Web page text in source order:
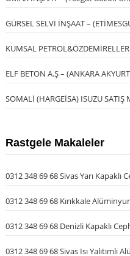
GÜRSEL SELVİ İNŞAAT –
KUMSAL
ELF BETON A.Ş – (ANKARA
SOMALİ (HARGEİSA) ISUZU SATIŞ
Rastgele Makaleler
0312 348 69 68 Sivas Yarı Kapaklı
0312 348 69 68 Kırıkkale
0312 348 69 68 Denizli Kapaklı
0312 348 69 68 Sivas Isı